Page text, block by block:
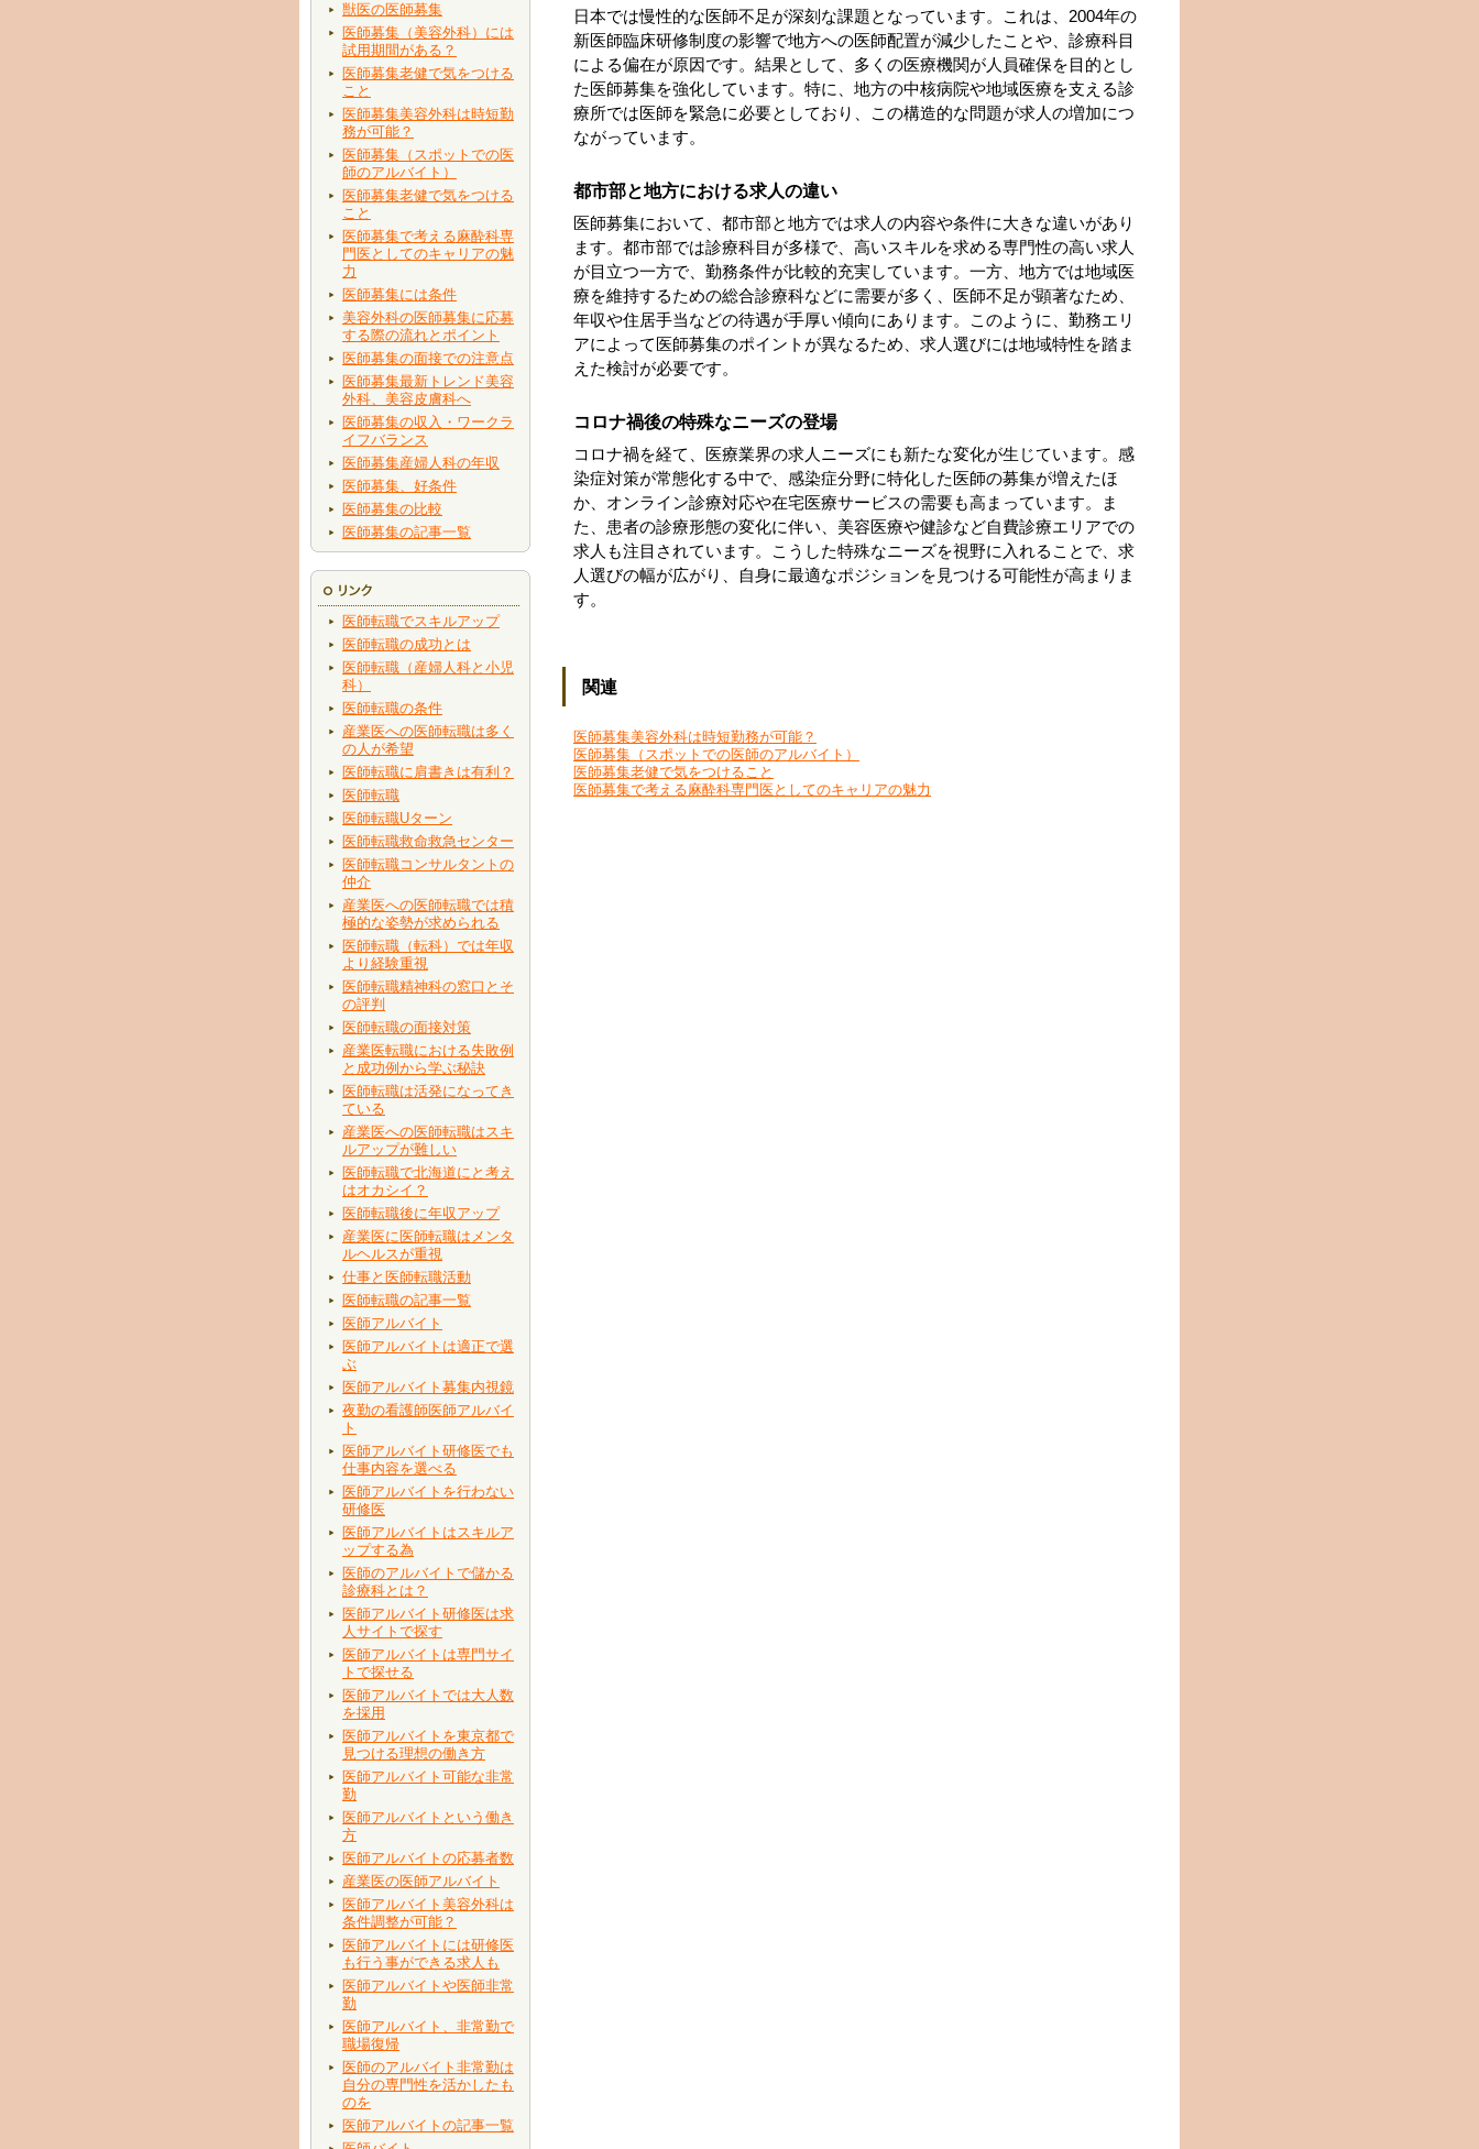
獣医の医師募集
医師募集（美容外科）には
試用期間がある？
医師募集老健で気をつける
こと
医師募集美容外科は時短勤
務が可能？
医師募集（スポットでの医
師のアルバイト）
医師募集老健で気をつける
こと
医師募集で考える麻酔科専
門医としてのキャリアの魅
力
医師募集には条件
美容外科の医師募集に応募
する際の流れとポイント
医師募集の面接での注意点
医師募集最新トレンド美容
外科、美容皮膚科へ
医師募集の収入・ワークラ
イフバランス
医師募集産婦人科の年収
医師募集、好条件
医師募集の比較
医師募集の記事一覧
医師転職でスキルアップ
医師転職の成功とは
医師転職（産婦人科と小児
科）
医師転職の条件
産業医への医師転職は多く
の人が希望
医師転職に肩書きは有利？
医師転職
医師転職Uターン
医師転職救命救急センター
医師転職コンサルタントの
仲介
産業医への医師転職では積
極的な姿勢が求められる
医師転職（転科）では年収
より経験重視
医師転職精神科の窓口とそ
の評判
医師転職の面接対策
産業医転職における失敗例
と成功例から学ぶ秘訣
医師転職は活発になってき
ている
産業医への医師転職はスキ
ルアップが難しい
医師転職で北海道にと考え
はオカシイ？
医師転職後に年収アップ
産業医に医師転職はメンタ
ルヘルスが重視
仕事と医師転職活動
医師転職の記事一覧
医師アルバイト
医師アルバイトは適正で選
ぶ
医師アルバイト募集内視鏡
夜勤の看護師医師アルバイ
ト
医師アルバイト研修医でも
仕事内容を選べる
医師アルバイトを行わない
研修医
医師アルバイトはスキルア
ップする為
医師のアルバイトで儲かる
診療科とは？
医師アルバイト研修医は求
人サイトで探す
医師アルバイトは専門サイ
トで探せる
医師アルバイトでは大人数
を採用
医師アルバイトを東京都で
見つける理想の働き方
医師アルバイト可能な非常
勤
医師アルバイトという働き
方
医師アルバイトの応募者数
産業医の医師アルバイト
医師アルバイト美容外科は
条件調整が可能？
医師アルバイトには研修医
も行う事ができる求人も
医師アルバイトや医師非常
勤
医師アルバイト、非常勤で
職場復帰
医師のアルバイト非常勤は
自分の専門性を活かしたも
のを
医師アルバイトの記事一覧
日本では慢性的な医師不足が深刻な課題となっています。これは、2004年の
新医師臨床研修制度の影響で地方への医師配置が減少したことや、診療科目
による偏在が原因です。結果として、多くの医療機関が人員確保を目的とし
た医師募集を強化しています。特に、地方の中核病院や地域医療を支える診
療所では医師を緊急に必要としており、この構造的な問題が求人の増加につ
ながっています。
都市部と地方における求人の違い
医師募集において、都市部と地方では求人の内容や条件に大きな違いがあり
ます。都市部では診療科目が多様で、高いスキルを求める専門性の高い求人
が目立つ一方で、勤務条件が比較的充実しています。一方、地方では地域医
療を維持するための総合診療科などに需要が多く、医師不足が顕著なため、
年収や住居手当などの待遇が手厚い傾向にあります。このように、勤務エリ
アによって医師募集のポイントが異なるため、求人選びには地域特性を踏ま
えた検討が必要です。
コロナ禍後の特殊なニーズの登場
コロナ禍を経て、医療業界の求人ニーズにも新たな変化が生じています。感
染症対策が常態化する中で、感染症分野に特化した医師の募集が増えたほ
か、オンライン診療対応や在宅医療サービスの需要も高まっています。ま
た、患者の診療形態の変化に伴い、美容医療や健診など自費診療エリアでの
求人も注目されています。こうした特殊なニーズを視野に入れることで、求
人選びの幅が広がり、自身に最適なポジションを見つける可能性が高まりま
す。
関連
医師募集美容外科は時短勤務が可能？
医師募集（スポットでの医師のアルバイト）
医師募集老健で気をつけること
医師募集で考える麻酔科専門医としてのキャリアの魅力